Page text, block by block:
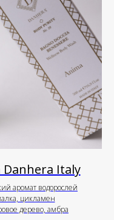
Danhera Italy
аромат водорослей
цикламен
дерево, амбра